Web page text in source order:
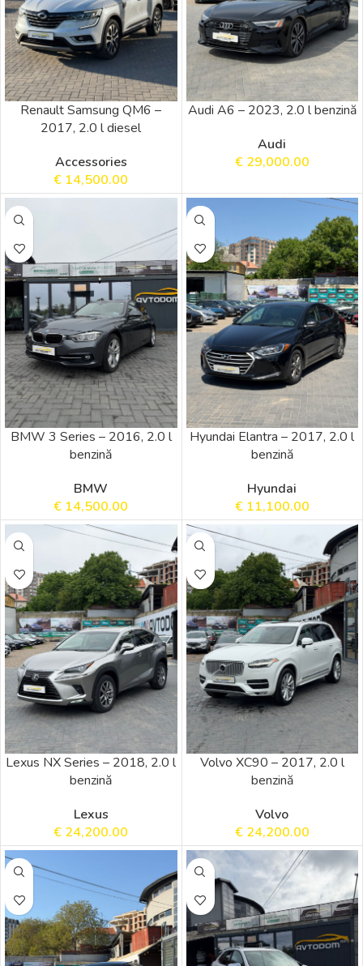
Renault Samsung QM6 –
2017, 2.0 l diesel
Accessories
€ 14,500.00
Audi A6 – 2023, 2.0 l benzină
Audi
€29,000.00
BMW 3 Series – 2016, 2.0 l
benzină
BMW
€ 14,500.00
Hyundai Elantra – 2017, 2.0 l
benzină
Hyundai
€11,100.00
Lexus NX Series – 2018, 2.0 l
benzină
Lexus
€ 24,200.00
Volvo XC90 – 2017, 2.0 l
benzină
Volvo
€24,200.00